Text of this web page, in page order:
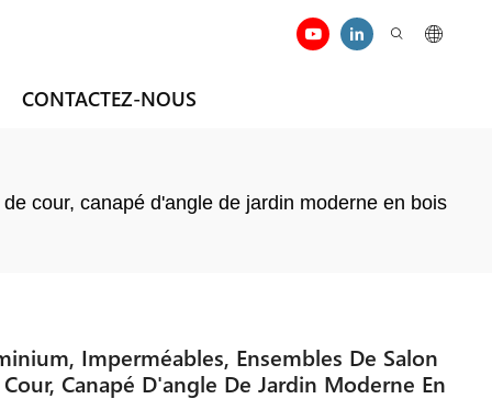
CONTACTEZ-NOUS
cour, canapé d'angle de jardin moderne en bois
Imperméables, Ensembles De Salon
Canapé D'angle De Jardin Moderne En